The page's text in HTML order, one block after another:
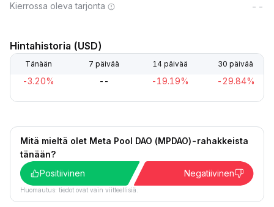
Kierrossa oleva tarjonta --
Hintahistoria (USD)
Tänään 7 päivää 14 päivää 30 päivää
-3.20% -- -19.19% -29.84%
Mitä mieltä olet Meta Pool DAO (MPDAO)-rahakkeista
tänään?
Positiivinen
Negatiivinen
Huomautus: tiedot ovat vain viitteellisiä.